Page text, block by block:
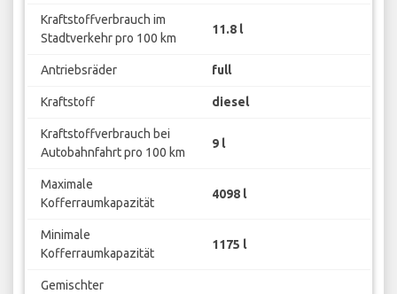
Kraftstoffverbrauch im
Stadtverkehr pro 100 km
11.8 l
Antriebsräder full
Kraftstoff diesel
Kraftstoffverbrauch bei
Autobahnfahrt pro 100 km
9 l
Maximale
Kofferraumkapazität
4098 l
Minimale
Kofferraumkapazität
1175 l
Gemischter